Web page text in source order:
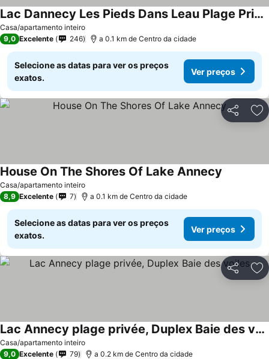
Casa/apartamento inteiro
Lac Dannecy Les Pieds Dans Leau Plage Privée Accès Direct
Ver preços
9,0 Excelente 246 a 0.1 km de Centro da cidade
Selecione as datas para ver os preços
exatos.
Ver preços
Partilhar
Casa/apartamento inteiro
House On The Shores Of Lake Annecy
8,9 Excelente 7 a 0.1 km de Centro da cidade
Selecione as datas para ver os preços
exatos.
Ver preços
Partilhar
Casa/apartamento inteiro
Lac Annecy plage privée, Duplex Baie des voiles
Ver preços
9,0 Excelente 79 a 0.2 km de Centro da cidade